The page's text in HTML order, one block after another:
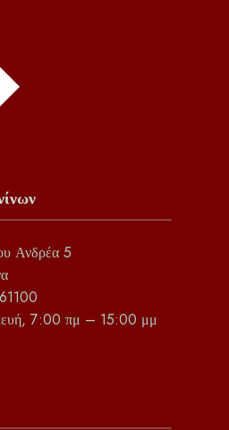
Ανδρέα 5
7:00 πμ – 15:00 μμ